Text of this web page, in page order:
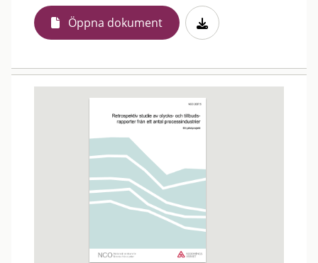
Öppna dokument